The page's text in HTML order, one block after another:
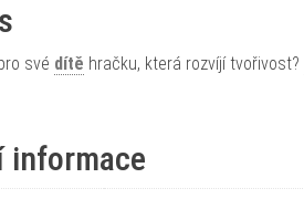
své dítě hračku, která rozvíjí tvořivost?
informace